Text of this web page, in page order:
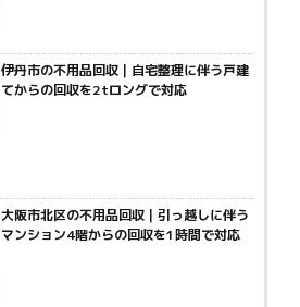
伊丹市の不用品回収｜自宅整理に伴う戸建
てからの回収を2tロングで対応
大阪市北区の不用品回収｜引っ越しに伴う
マンション4階からの回収を1時間で対応